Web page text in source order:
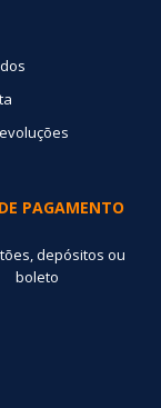
PAGAMENTO
depósitos ou
boleto